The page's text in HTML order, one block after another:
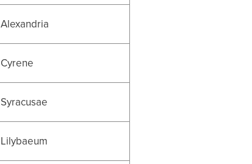
Alexandria
Cyrene
Syracusae
Lilybaeum